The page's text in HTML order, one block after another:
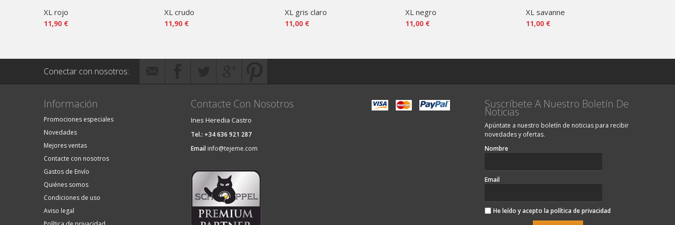
XL rojo
11,90 €
XL crudo
11,90 €
XL gris claro
11,00 €
XL negro
11,00 €
XL savanne
11,00 €
Conectar con nosotros:
Información
Promociones especiales
Novedades
Mejores ventas
Contacte con nosotros
Gastos de Envío
Quiénes somos
Condiciones de uso
Aviso legal
Contacte Con Nosotros
Ines Heredia Castro
Tel.: +34 636 921 287
Email info@tejeme.com
Suscríbete A Nuestro Boletín De
Noticias
Apúntate a nuestro boletín de noticias para recibir
novedades y ofertas.
Nombre
Email
He leído y acepto la política de privacidad